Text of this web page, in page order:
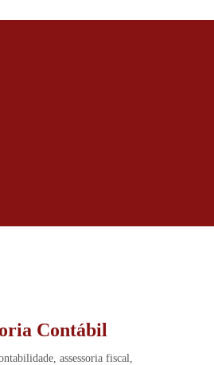
Contábil
assessoria fiscal,